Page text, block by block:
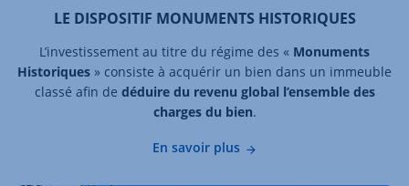
LE DISPOSITIF MONUMENTS HISTORIQUES
L’investissement au titre du régime des « Monuments
Historiques » consiste à acquérir un bien dans un immeuble
classé afin de déduire du revenu global l’ensemble des
charges du bien.
En savoir plus